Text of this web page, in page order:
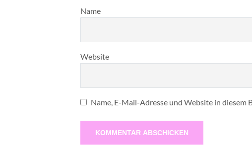
Name
Website
Name, E-Mail-Adresse und Website in